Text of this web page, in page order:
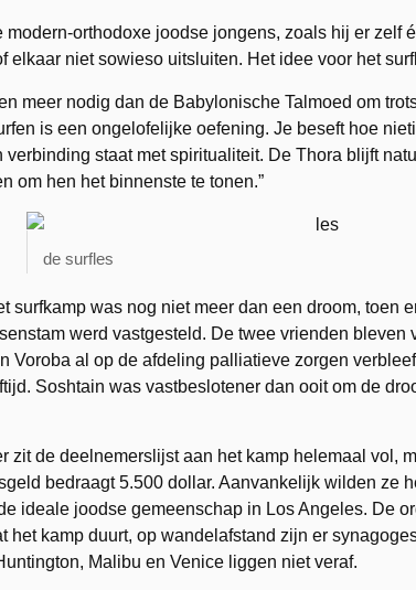
modern-orthodoxe joodse jongens, zoals hij er zelf
elkaar niet sowieso uitsluiten. Het idee voor het
meer nodig dan de Babylonische Talmoed om
is een ongelofelijke oefening. Je beseft hoe
verbinding staat met spiritualiteit. De Thora blijft
om hen het binnenste te tonen.”
de surfles
surfkamp was nog niet meer dan een droom, toen
werd vastgesteld. De twee vrienden
Voroba al op de afdeling palliatieve zorgen
Soshtain was vastbeslotener dan ooit om de
zit de deelnemerslijst aan het kamp helemaal vol,
bedraagt 5.500 dollar. Aanvankelijk wilden ze
ideale joodse gemeenschap in Los Angeles. De
het kamp duurt, op wandelafstand zijn er
Malibu en Venice liggen niet veraf.